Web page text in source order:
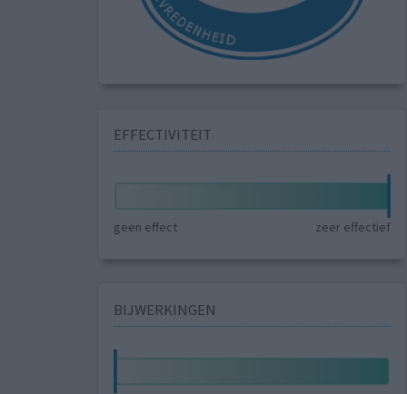
EFFECTIVITEIT
geen effect zeer effectief
BIJWERKINGEN